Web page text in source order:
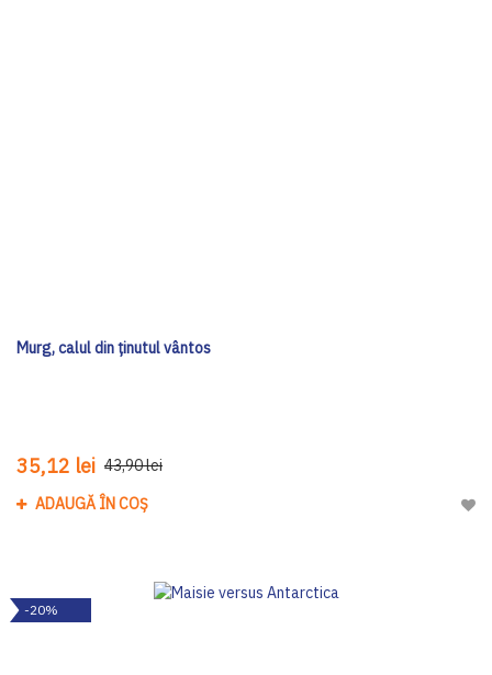
Murg, calul din ținutul vântos
35,12 lei 43,90 lei
ADAUGĂ ÎN COȘ
-20%